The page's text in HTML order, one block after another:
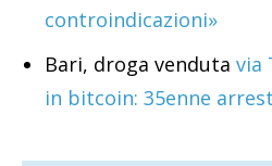
controindicazioni»
Bari, droga venduta via
in bitcoin: 35enne